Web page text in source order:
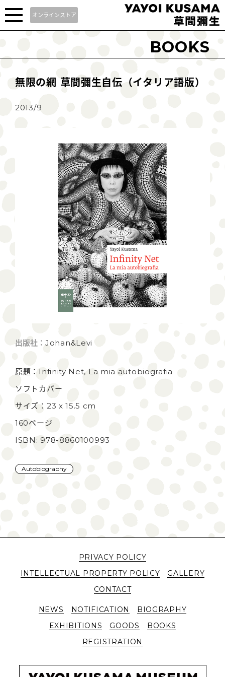
オンラインストア
BOOKS
無限の網 草間彌生自伝（イタリア語版）
2013/9
出版社： Johan&Levi
原題：Infinity Net, La mia autobiografia
ソフトカバー
サイズ：23 x 15.5 cm
160ページ
ISBN: 978-8860100993
Autobiography
PRIVACY POLICY
INTELLECTUAL PROPERTY POLICY
GALLERY
CONTACT
NEWS NOTIFICATION
BIOGRAPHY
EXHIBITIONS
GOODS
BOOKS
REGISTRATION